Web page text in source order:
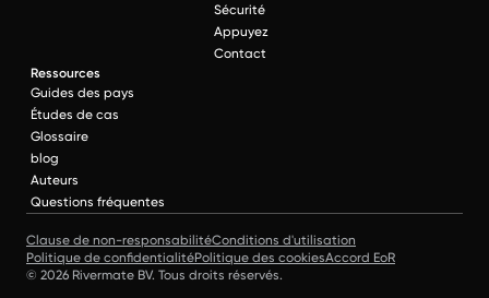
Sécurité
Appuyez
Contact
Ressources
Guides des pays
Études de cas
Glossaire
blog
Auteurs
Questions fréquentes
Clause de non-responsabilitéConditions d'utilisation
Politique de confidentialitéPolitique des cookiesAccord EoR
© 2026 Rivermate BV. Tous droits réservés.